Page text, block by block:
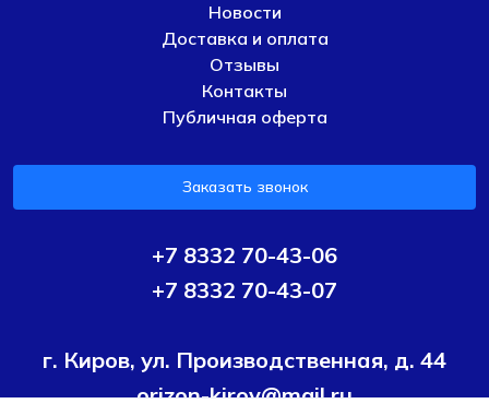
Новости
Доставка и оплата
Отзывы
Контакты
Публичная оферта
Заказать звонок
+7 8332 70-43-06
+7 8332 70-43-07
г. Киров, ул. Производственная, д. 44
orizon-kirov@mail.ru